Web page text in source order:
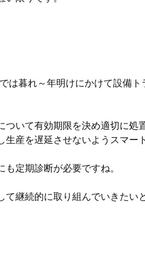
は暮れ～年明けにかけて設備
いて有効期限を決め適切に処
産を遅延させないようスマー
定期診断が必要ですね。
継続的に取り組んでいきたい